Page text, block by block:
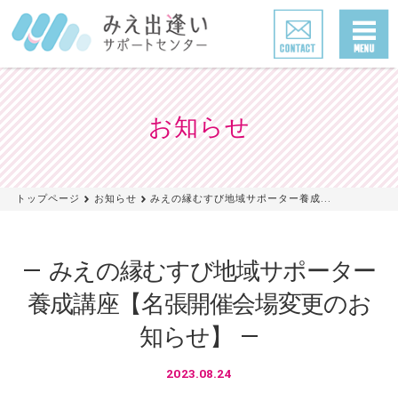
お知らせ
トップページ お知らせ みえの縁むすび地域サポーター養成...
みえの縁むすび地域サポーター
養成講座【名張開催会場変更のお
知らせ】
2023.08.24